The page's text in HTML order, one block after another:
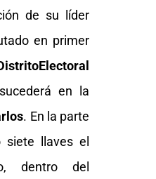
de su líder
en primer
en la
. En la parte
siete llaves el
dentro del